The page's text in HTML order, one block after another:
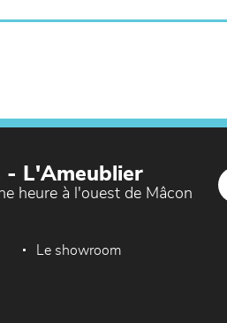
- L'Ameublier
heure à l'ouest de Mâcon
Le showroom